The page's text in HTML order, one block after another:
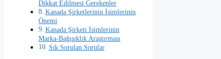
Dikkat Edilmesi Gerekenler
Kanada Şirketlerinin İsimlerinin
Önemi
Kanada Şirketi İsimlerinin
Marka-Bağışıklık Araştırması
Sık Sorulan Sorular